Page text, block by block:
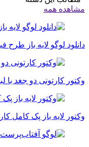
مشاهده همه
دانلود لوگو لایه باز طرح
وکتور کارتونی دو جغد با
وکتور لایه باز پک کامل